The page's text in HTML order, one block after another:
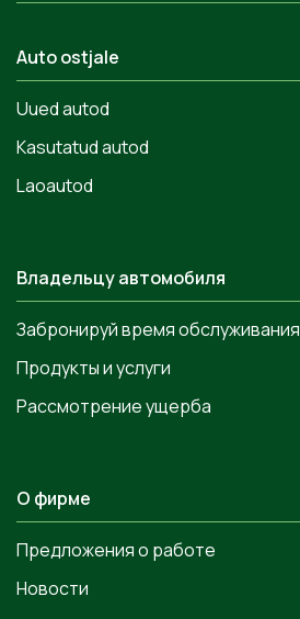
Auto ostjale
Uued autod
Kasutatud autod
Laoautod
Владельцу автомобиля
Забронируй время обслуживания
Продукты и услуги
Рассмотрение ущерба
О фирме
Предложения о работе
Новости